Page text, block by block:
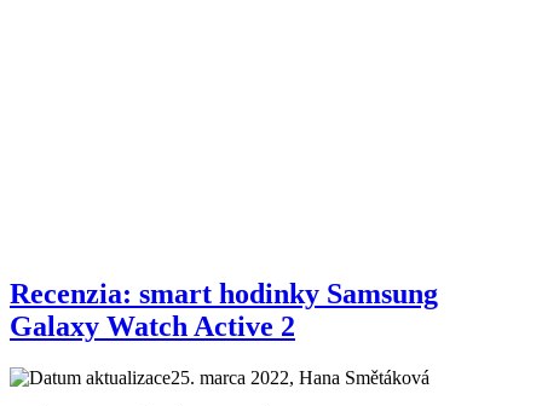
Recenzia: smart hodinky Samsung
Galaxy Watch Active 2
25. marca 2022, Hana Smětáková